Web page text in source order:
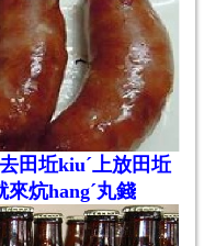
田坵kiuˊ上放田坵
來炕hangˊ丸錢